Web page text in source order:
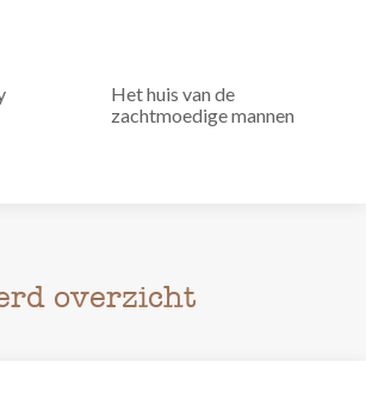
Het huis van de
zachtmoedige mannen
overzicht